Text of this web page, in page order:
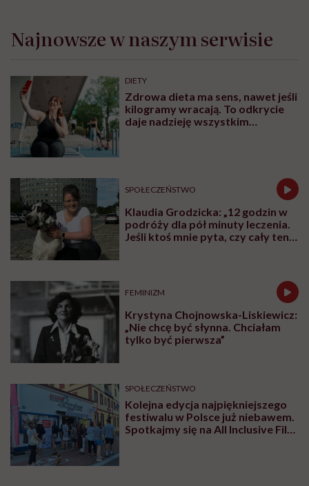
Najnowsze w naszym serwisie
DIETY
Zdrowa dieta ma sens, nawet jeśli
kilogramy wracają. To odkrycie
daje nadzieję wszystkim
SPOŁECZEŃSTWO
Klaudia Grodzicka: „12 godzin w
podróży dla pół minuty leczenia.
Jeśli ktoś mnie pyta, czy cały ten
FEMINIZM
Krystyna Chojnowska-Liskiewicz:
„Nie chcę być słynna. Chciałam
tylko być pierwsza”
SPOŁECZEŃSTWO
Kolejna edycja najpiękniejszego
festiwalu w Polsce już niebawem.
Spotkajmy się na All Inclusive Film